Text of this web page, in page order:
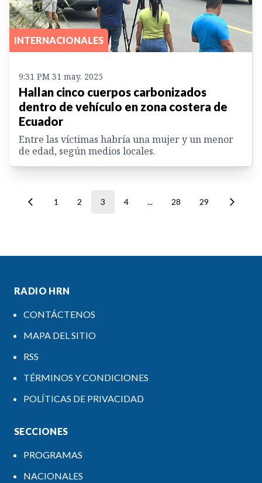
INTERNACIONALES
9:31 PM 31 may. 2025
Hallan cinco cuerpos carbonizados
dentro de vehículo en zona costera de
Ecuador
Entre las víctimas habría una mujer y un menor
de edad, según medios locales.
1 2 3 4 ... 28 29
RADIO HRN
CONTÁCTENOS
MAPA DEL SITIO
RSS
TÉRMINOS Y CONDICIONES
POLÍTICAS DE PRIVACIDAD
SECCIONES
PROGRAMAS
NACIONALES